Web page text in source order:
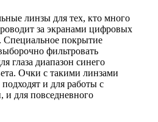
линзы для тех, кто много
за экранами цифровых
Специальное покрытие
фильтровать
глаза диапазон синего
Очки с такими линзами
и для работы с
и для повседневного